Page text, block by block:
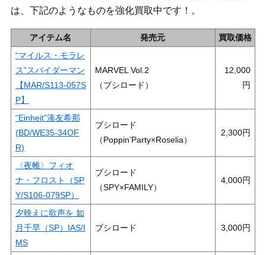
は、下記のようなものを強化買取中です！。
アイテム名 発売元
買取価格
“マイルス・モラレ
ス”スパイダーマン
【MAR/S113-057S
P】
MARVEL Vol.2
（ブシロード）
12,000
“Einheit”湊友希那
(BD/WE35-34OF
R)
ブシロード
（Poppin’Party×Roselia）
2,300
〈夜帷〉フィオ
ナ・フロスト（SP
Y/S106-079SP）
ブシロード
（SPY×FAMILY）
4,000
夕映えに歌声を 如
月千早（SP）IAS/I
MS
ブシロード 3,000